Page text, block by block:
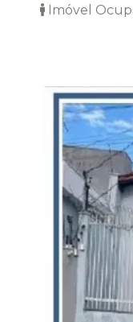
Imóvel